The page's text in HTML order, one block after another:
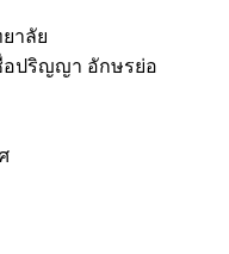
าลัย
อปริญญา อักษรย่อ